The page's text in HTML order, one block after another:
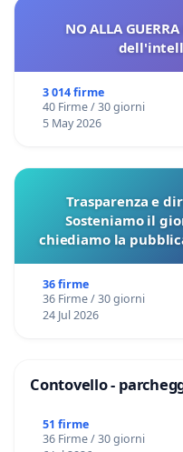
NO ALLA
3 014 firme
40 Firme / 30 giorni
5 May 2026
Trasparenza e
Sosteniamo il
chiediamo la
36 firme
36 Firme / 30 giorni
24 Jul 2026
Contovello -
51 firme
36 Firme / 30 giorni